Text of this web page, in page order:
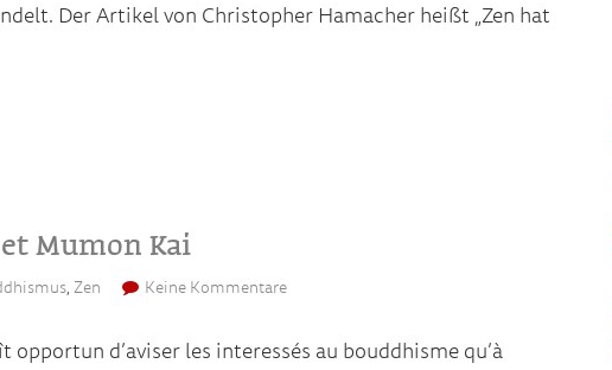
Der Artikel von Christopher Hamacher heißt „Zen hat
Mumon Kai
, Zen Keine Kommentare
opportun d’aviser les interessés au bouddhisme qu’à